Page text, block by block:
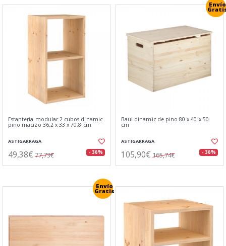
Estanteria modular 2 cubos dinamic
pino macizo 36,2 x 33 x 70,8 cm
ASTIGARRAGA
49,38€ 77,73€ - 36%
Envío
Baul dinamic de pino 80 x 40 x 50
cm
ASTIGARRAGA
105,90€ 165,74€ - 36%
Envío
Gratis